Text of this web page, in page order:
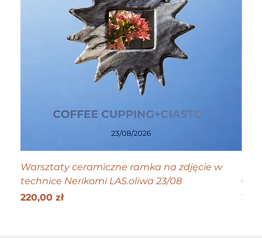
Warsztaty ceramiczne ramka na zdjęcie w
technice Nerikomi LAS.oliwa 23/08
Cena
220,00 zł Get